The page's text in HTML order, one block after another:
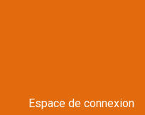
Espace de connexion